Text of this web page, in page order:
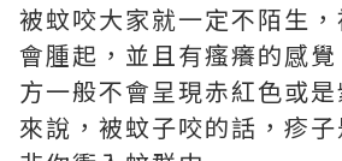
被蚊咬大家就一定不陌生
會腫起，並且有瘙癢的感
方一般不會呈現赤紅色或
來說，被蚊子咬的話，疹